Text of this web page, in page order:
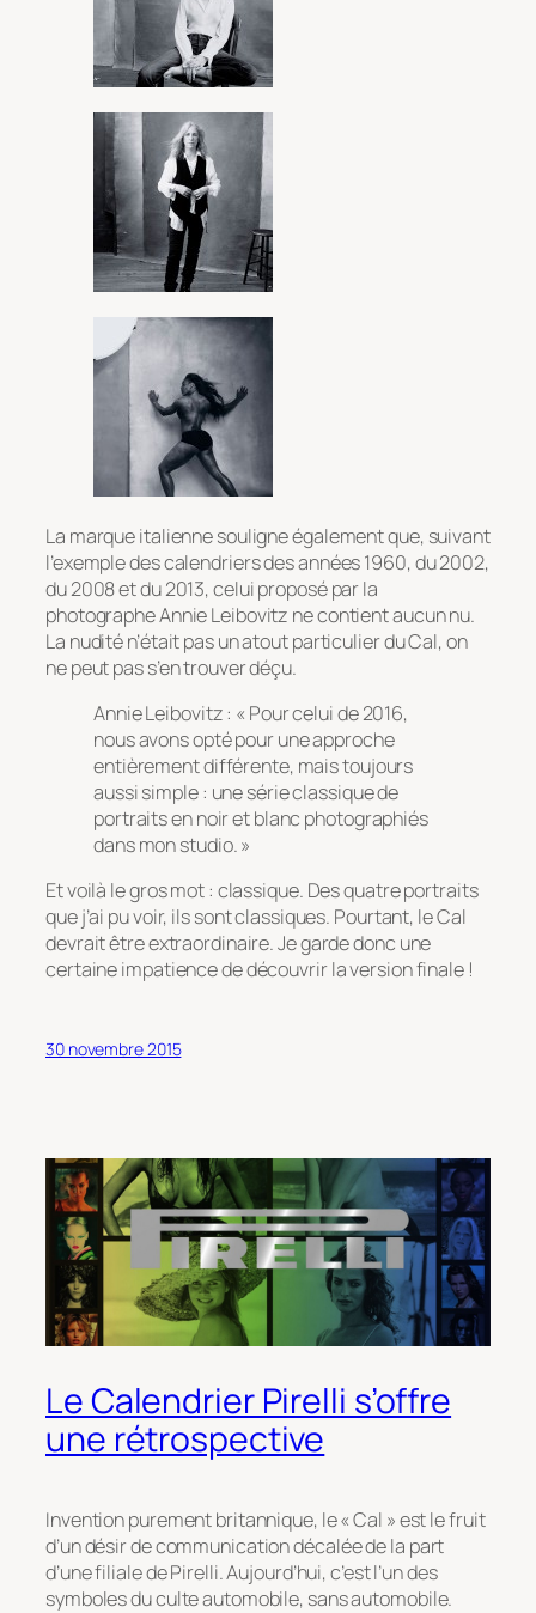
La marque italienne souligne également que, suivant
l’exemple des calendriers des années 1960, du 2002,
du 2008 et du 2013, celui proposé par la
photographe Annie Leibovitz ne contient aucun nu.
La nudité n’était pas un atout particulier duCal, on
ne peut pas s’en trouver déçu.
Annie Leibovitz : « Pour celui de 2016,
nous avons opté pour une approche
entièrement différente, mais toujours
aussi simple : une série classique de
portraits en noir et blanc photographiés
dans mon studio. »
Et voilà le gros mot : classique. Des quatre portraits
que j’ai pu voir, ils sont classiques. Pourtant, le Cal
devrait être extraordinaire. Je garde donc une
certaine impatience de découvrir la version finale !
30 novembre 2015
Le Calendrier Pirelli s’offre
une rétrospective
Invention purement britannique, le « Cal » est le fruit
d’un désir de communication décalée de la part
d’une filiale de Pirelli. Aujourd’hui, c’est l’un des
symboles du culte automobile, sans automobile.